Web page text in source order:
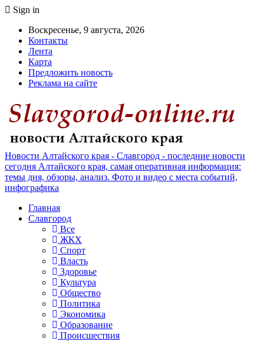
Sign in
Воскресенье, 9 августа, 2026
Контакты
Лента
Карта
Предложить новость
Реклама на сайте
Новости Алтайского края - Славгород - последние новости
сегодня Алтайского края, самая оперативная информация:
темы дня, обзоры, анализ. Фото и видео с места событий,
инфографика
Главная
Славгород
Все
ЖКХ
Спорт
Власть
Здоровье
Культура
Общество
Политика
Экономика
Образование
Происшествия